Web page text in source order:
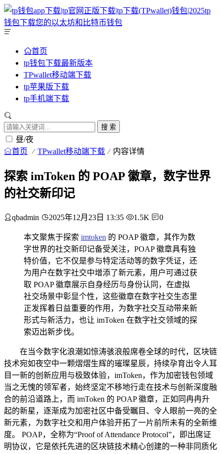
首页
tp钱包下载最新版本
TPwallet移动端下载
tp苹果版下载
tp手机端下载
搜 索
昼/夜
首页 TPwallet移动端下载 内容详情
探索 imToken 的 POAP 徽章，数字世界
的社交新印记
qbadmin 2025年12月23日 13:35 1.5K 0
本文聚焦于探索 imtoken 的 POAP 徽章，其作为数
字世界的社交新印记备受关注，POAP 徽章具有独
特价值，它不仅是参与特定活动等的数字凭证，还
为用户在数字社交中增添了新元素，用户可通过获
取 POAP 徽章展示自身经历与身份认同，在虚拟
社交场景中彰显个性，这些徽章在数字社交生态里
正发挥着日益重要的作用，为数字社交互动带来新
形式与新活力，也让 imToken 在数字社交领域的探
索迈出新步伐。
在当今数字化浪潮如惊涛骇浪般席卷全球的时代，区块链
技术宛如夜空中一颗熠熠生辉的璀璨星辰，持续孕育出令人耳
目一新的创新应用与极致体验，imToken，作为加密钱包领域
当之无愧的领军者，始终坚定不移地行走在技术与创新深度融
合的前沿道路上，而 imToken 的 POAP 徽章，正如同冉冉升
起的新星，逐渐成为加密社区中备受瞩目、令人眼前一亮的全
新元素，为数字社交和用户体验开拓了一片前所未有的全新维
度。 POAP，全称为“Proof of Attendance Protocol”，即出席证
明协议，它是依托先进的区块链技术精心创建的一种非同质化